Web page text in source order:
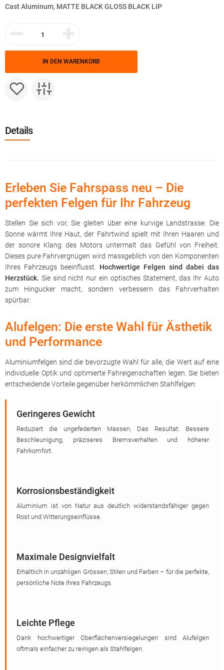
Cast Aluminum, MATTE BLACK GLOSS BLACK LIP
IN DEN WARENKORB
Details
Erleben Sie Fahrspass neu – Die
perfekten Felgen für Ihr Fahrzeug
Stellen Sie sich vor, Sie gleiten über eine kurvige Landstrasse. Die
Sonne wärmt Ihre Haut, der Fahrtwind spielt mit Ihren Haaren und
der sonore Klang des Motors untermalt das Gefühl von Freiheit.
Dieses pure Fahrvergnügen wird massgeblich von den Komponenten
Ihres Fahrzeugs beeinflusst. Hochwertige Felgen sind dabei das
Herzstück. Sie sind nicht nur ein optisches Statement, das Ihr Auto
zum Hingucker macht, sondern verbessern das Fahrverhalten
spürbar.
Alufelgen: Die erste Wahl für Ästhetik
und Performance
Aluminiumfelgen sind die bevorzugte Wahl für alle, die Wert auf eine
individuelle Optik und optimierte Fahreigenschaften legen. Sie bieten
entscheidende Vorteile gegenüber herkömmlichen Stahlfelgen:
Geringeres Gewicht
Reduziert die ungefederten Massen. Das Resultat: Bessere
Beschleunigung, präziseres Bremsverhalten und höherer
Fahrkomfort.
Korrosionsbeständigkeit
Aluminium ist von Natur aus deutlich widerstandsfähiger gegen
Rost und Witterungseinflüsse.
Maximale Designvielfalt
Erhältlich in unzähligen Grössen, Stilen und Farben – für die perfekte,
persönliche Note Ihres Fahrzeugs.
Leichte Pflege
Dank hochwertiger Oberflächenversiegelungen sind Alufelgen
oftmals einfacher zu reinigen als Stahlfelgen.